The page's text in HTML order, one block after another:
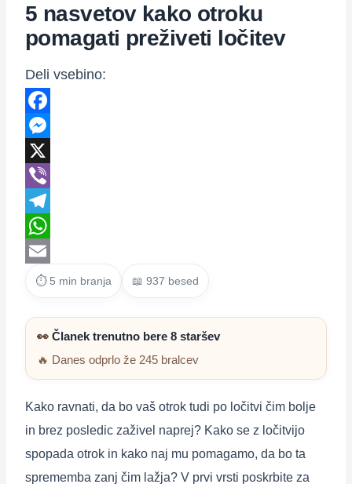
5 nasvetov kako otroku
pomagati preživeti ločitev
Deli vsebino:
Facebook
Messenger
X
Viber
Telegram
WhatsApp
Email
⏱ 5 min branja 📖 937 besed
👀 Članek trenutno bere 8 staršev
🔥 Danes odprlo že 245 bralcev
Kako ravnati, da bo vaš otrok tudi po ločitvi čim bolje
in brez posledic zaživel naprej? Kako se z ločitvijo
spopada otrok in kako naj mu pomagamo, da bo ta
sprememba zanj čim lažja? V prvi vrsti poskrbite za